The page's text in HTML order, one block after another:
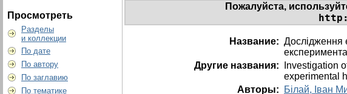
Просмотреть
Разделы
и коллекции
По дате
По автору
По заглавию
По тематике
Пожалуйста,
Название: Дослідження
Другие названия:
Investigation
experimental
Авторы:
Білай, Іван